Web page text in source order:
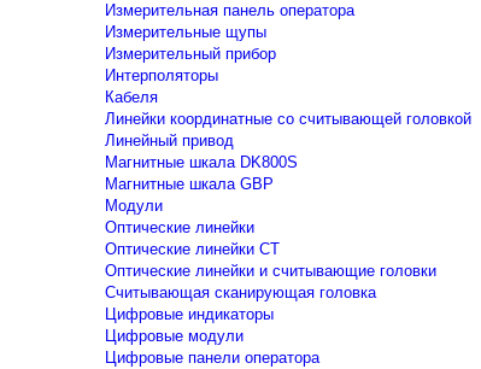
Измерительная панель оператора
Измерительные щупы
Измерительный прибор
Интерполяторы
Кабеля
Линейки координатные со считывающей головкой
Линейный привод
Магнитные шкала DK800S
Магнитные шкала GBP
Модули
Оптические линейки
Оптические линейки CT
Оптические линейки и считывающие головки
Считывающая сканирующая головка
Цифровые индикаторы
Цифровые модули
Цифровые панели оператора